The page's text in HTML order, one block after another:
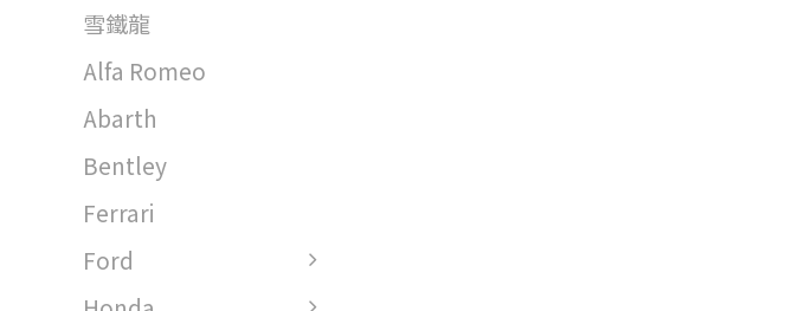
雪鐵龍
Alfa Romeo
Abarth
Bentley
Ferrari
Ford